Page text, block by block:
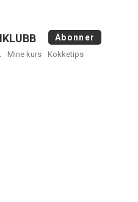
Abonner
Mine kurs Kokketips